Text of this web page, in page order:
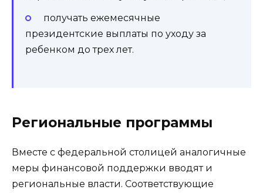
получать ежемесячные
президентские выплаты по уходу за
ребенком до трех лет.
Региональные программы
Вместе с федеральной столицей аналогичные
меры финансовой поддержки вводят и
региональные власти. Соответствующие